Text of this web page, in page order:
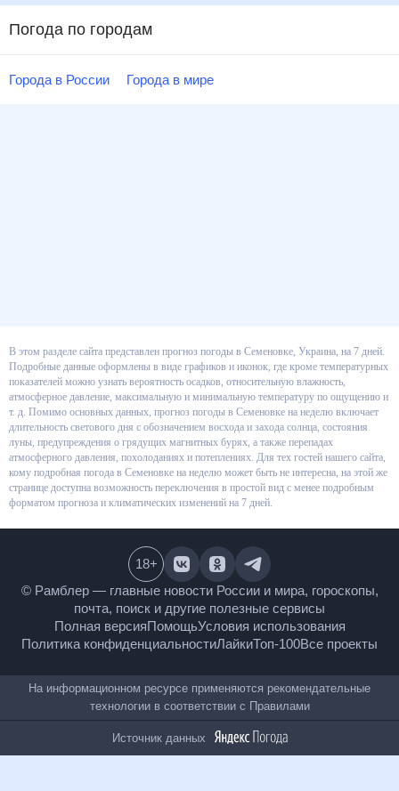
Погода по городам
Города в России Города в мире
В этом разделе сайта представлен прогноз погоды в Семеновке, Украина,
на 7 дней. Подробные данные оформлены в виде графиков и иконок, где
кроме температурных показателей можно узнать вероятность осадков,
относительную влажность, атмосферное давление, максимальную и
минимальную температуру по ощущению и т. д. Помимо основных
данных, прогноз погоды в Семеновке на неделю включает длительность
светового дня с обозначением восхода и захода солнца, состояния луны,
предупреждения о грядущих магнитных бурях, а также перепадах
атмосферного давления, похолоданиях и потеплениях. Для тех гостей
нашего сайта, кому подробная погода в Семеновке на неделю может
быть не интересна, на этой же странице доступна возможность
© Рамблер — главные новости России и мира,
гороскопы, почта, поиск и другие полезные сервисы
Полная версия
Помощь
Условия использования
Политика конфиденциальностиЛайкиТоп-100
Все проекты
18+
На информационном ресурсе применяются
рекомендательные технологии в соответствии сПравилами